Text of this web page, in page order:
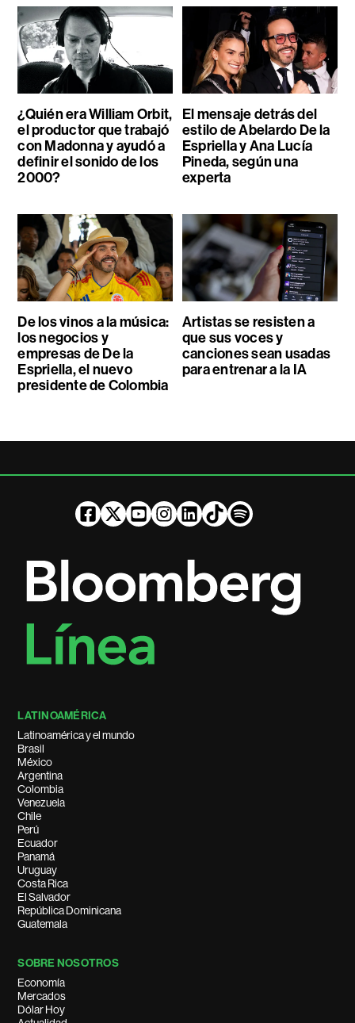
¿Quién era William Orbit,
el productor que trabajó
con Madonna y ayudó a
definir el sonido de los
2000?
El mensaje detrás del
estilo de Abelardo De la
Espriella y Ana Lucía
Pineda, según una
experta
De los vinos a la música:
los negocios y
empresas de De la
Espriella, el nuevo
presidente de Colombia
Artistas se resisten a
que sus voces y
canciones sean usadas
para entrenar a la IA
LATINOAMÉRICA
Latinoamérica y el mundo
Brasil
México
Argentina
Colombia
Venezuela
Chile
Perú
Ecuador
Panamá
Uruguay
Costa Rica
El Salvador
República Dominicana
Guatemala
SOBRE NOSOTROS
Economía
Mercados
Dólar Hoy